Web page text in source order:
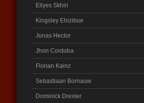
Ellyes Skhiri
Kingsley Ehizibue
Jonas Hector
Jhon Cordoba
Florian Kainz
Sebastiaan Bornauw
Dominick Drexler